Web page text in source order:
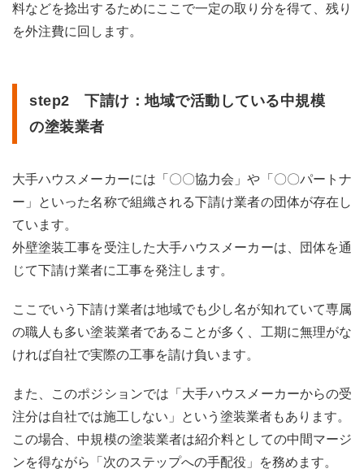
料などを捻出するためにここで一定の取り分を得て、残り
を外注費に回します。
step2 下請け：地域で活動している中規模
の塗装業者
大手ハウスメーカーには「〇〇協力会」や「〇〇パートナ
ー」といった名称で組織される下請け業者の団体が存在し
ています。
外壁塗装工事を受注した大手ハウスメーカーは、団体を通
じて下請け業者に工事を発注します。
ここでいう下請け業者は地域でも少し名が知れていて専属
の職人も多い塗装業者であることが多く、工期に無理がな
ければ自社で実際の工事を請け負います。
また、このポジションでは「大手ハウスメーカーからの受
注分は自社では施工しない」という塗装業者もあります。
この場合、中規模の塗装業者は紹介料としての中間マージ
ンを得ながら「次のステップへの手配役」を務めます。